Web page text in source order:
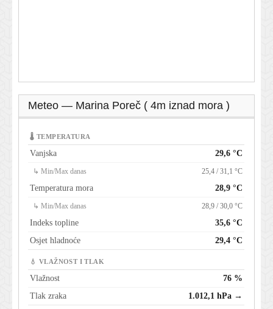
Meteo — Marina Poreč ( 4m iznad mora )
🌡 TEMPERATURA
Vanjska 29,6 °C
↳ Min/Max danas 25,4 / 31,1 °C
Temperatura mora 28,9 °C
↳ Min/Max danas 28,9 / 30,0 °C
Indeks topline
35,6 °C
Osjet hladnoće
29,4 °C
💧 VLAŽNOST I TLAK
Vlažnost
76 %
Tlak zraka
1.012,1 hPa →